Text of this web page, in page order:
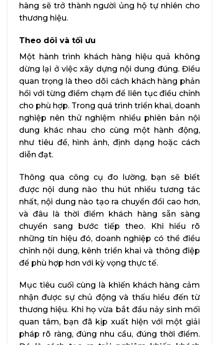
hàng sẽ trở thành người ủng hộ tự nhiên cho
thương hiệu.
Theo dõi và tối ưu
Một hành trình khách hàng hiệu quả không
dừng lại ở việc xây dựng nội dung đúng. Điều
quan trọng là theo dõi cách khách hàng phản
hồi với từng điểm chạm để liên tục điều chỉnh
cho phù hợp. Trong quá trình triển khai, doanh
nghiệp nên thử nghiệm nhiều phiên bản nội
dung khác nhau cho cùng một hành động,
như tiêu đề, hình ảnh, định dạng hoặc cách
diễn đạt.
Thông qua công cụ đo lường, bạn sẽ biết
được nội dung nào thu hút nhiều tương tác
nhất, nội dung nào tạo ra chuyển đổi cao hơn,
và đâu là thời điểm khách hàng sẵn sàng
chuyển sang bước tiếp theo. Khi hiểu rõ
những tín hiệu đó, doanh nghiệp có thể điều
chỉnh nội dung, kênh triển khai và thông điệp
để phù hợp hơn với kỳ vọng thực tế.
Mục tiêu cuối cùng là khiến khách hàng cảm
nhận được sự chủ động và thấu hiểu đến từ
thương hiệu. Khi họ vừa bắt đầu nảy sinh mối
quan tâm, bạn đã kịp xuất hiện với một giải
pháp rõ ràng, đúng nhu cầu, đúng thời điểm.